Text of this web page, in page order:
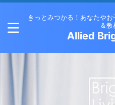
きっとみつかる！あなたや
＆教
Allied